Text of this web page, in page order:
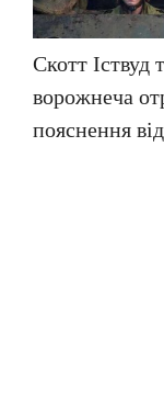
Скотт
ворожнеча
пояснення